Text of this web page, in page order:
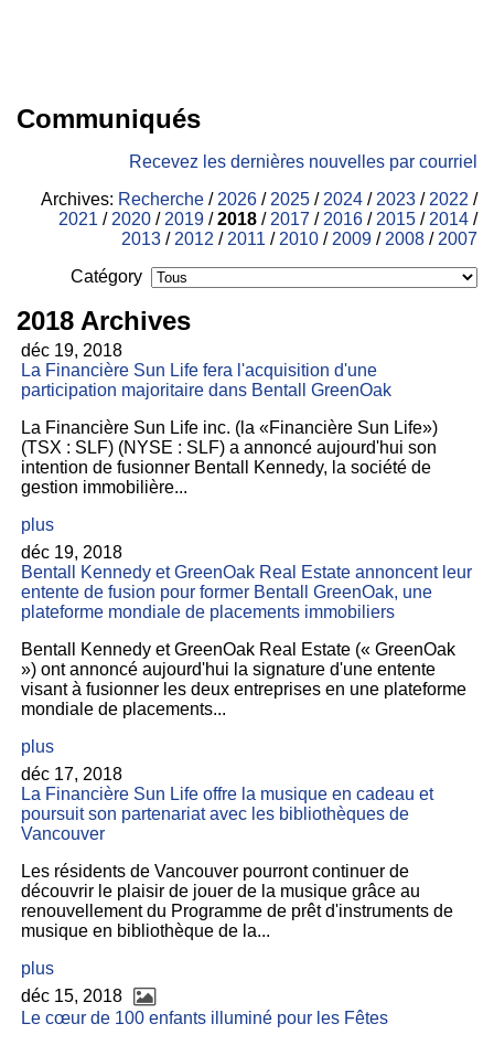
Communiqués
Recevez les dernières nouvelles par courriel
Archives: Recherche / 2026 / 2025 / 2024 / 2023 / 2022 /
2021 / 2020 / 2019 /2018 / 2017 / 2016 / 2015 / 2014 /
2013 / 2012 / 2011 / 2010 / 2009 / 2008 / 2007
Catégory
2018 Archives
déc 19, 2018
La Financière Sun Life fera l'acquisition d'une
participation majoritaire dans Bentall GreenOak
La Financière Sun Life inc. (la «Financière Sun Life»)
(TSX : SLF) (NYSE : SLF) a annoncé aujourd'hui son
intention de fusionner Bentall Kennedy, la société de
gestion immobilière...
plus
déc 19, 2018
Bentall Kennedy et GreenOak Real Estate annoncent leur
entente de fusion pour former Bentall GreenOak, une
plateforme mondiale de placements immobiliers
Bentall Kennedy et GreenOak Real Estate (« GreenOak
») ont annoncé aujourd'hui la signature d'une entente
visant à fusionner les deux entreprises en une plateforme
mondiale de placements...
plus
déc 17, 2018
La Financière Sun Life offre la musique en cadeau et
poursuit son partenariat avec les bibliothèques de
Vancouver
Les résidents de Vancouver pourront continuer de
découvrir le plaisir de jouer de la musique grâce au
renouvellement du Programme de prêt d'instruments de
musique en bibliothèque de la...
plus
déc 15, 2018
Le cœur de 100 enfants illuminé pour les Fêtes